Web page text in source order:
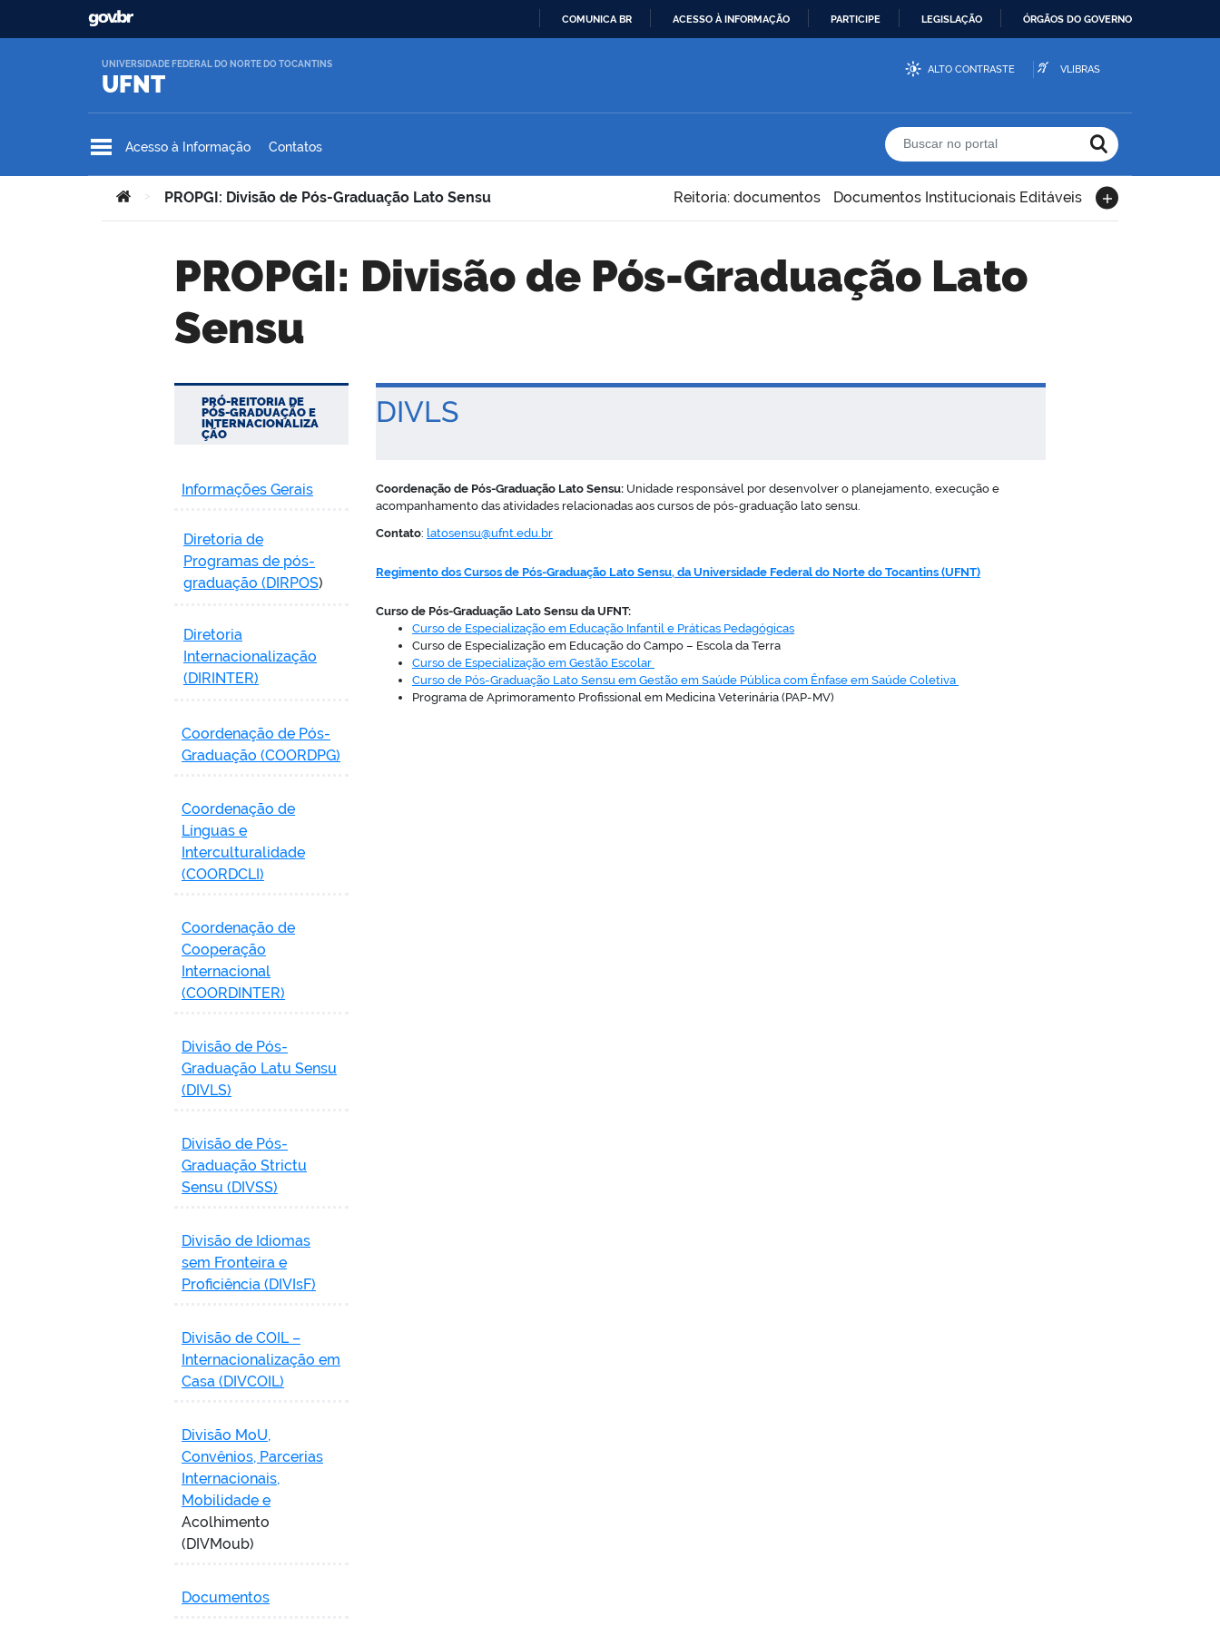
Ir para o conteúdo
CONTEÚDO
COMUNICA BR ACESSO À INFORMAÇÃO PARTICIPE LEGISLAÇÃO ÓRGÃOS DO GOVERNO
UNIVERSIDADE FEDERAL DO NORTE DO TOCANTINS
UFNT
ALTO CONTRASTE VLIBRAS
Acesso à Informação Contatos Buscar no portal
Você está aqui:
> PROPGI: Divisão de Pós-Graduação Lato Sensu Reitoria: documentos Documentos Institucionais Editáveis
PROPGI: Divisão de Pós-Graduação Lato
Sensu
PRÓ-REITORIA DE
PÓS-GRADUAÇÃO E
INTERNACIONALIZA
ÇÃO
Informações Gerais
Diretoria de
Programas de pós-
graduação (DIRPOS)
Diretoria
Internacionalização
(DIRINTER)
Coordenação de Pós-
Graduação (COORDPG)
Coordenação de
Línguas e
Interculturalidade
(COORDCLI)
Coordenação de
Cooperação
Internacional
(COORDINTER)
Divisão de Pós-
Graduação Latu Sensu
(DIVLS)
Divisão de Pós-
Graduação Strictu
Sensu (DIVSS)
Divisão de Idiomas
sem Fronteira e
Proficiência (DIVIsF)
Divisão de COIL –
Internacionalização em
Casa (DIVCOIL)
Divisão MoU,
Convênios, Parcerias
Internacionais,
Mobilidade e
Acolhimento
(DIVMoub)
Documentos
DIVLS
Coordenação de Pós-Graduação Lato Sensu: Unidade responsável por desenvolver o planejamento, execução e
acompanhamento das atividades relacionadas aos cursos de pós-graduação lato sensu.
Contato: latosensu@ufnt.edu.br
Regimento dos Cursos de Pós-Graduação Lato Sensu, da Universidade Federal do Norte do Tocantins (UFNT)
Curso de Pós-Graduação Lato Sensu da UFNT:
Curso de Especialização em Educação Infantil e Práticas Pedagógicas
Curso de Especialização em Educação do Campo – Escola da Terra
Curso de Especialização em Gestão Escolar
Curso de Pós-Graduação Lato Sensu em Gestão em Saúde Pública com Ênfase em Saúde Coletiva
Programa de Aprimoramento Profissional em Medicina Veterinária (PAP-MV)